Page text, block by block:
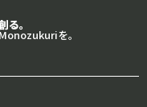
る。
を。